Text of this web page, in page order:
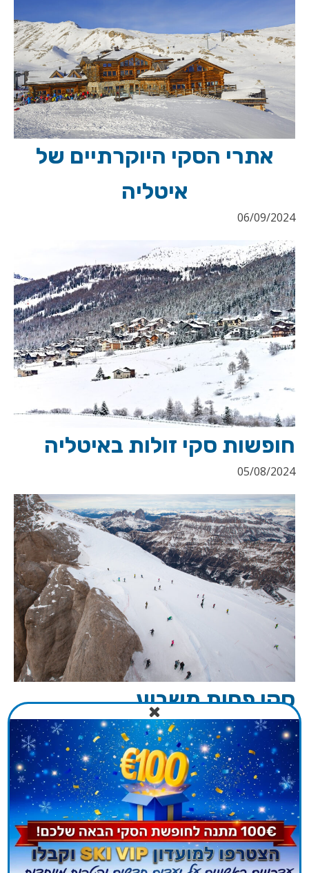
אתרי הסקי היוקרתיים של
איטליה
06/09/2024
חופשות סקי זולות באיטליה
05/08/2024
סקי פחות משבוע
01/08/2024